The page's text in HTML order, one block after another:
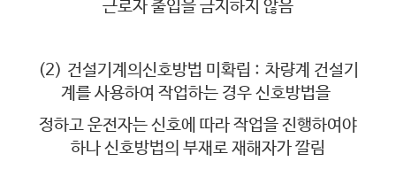
근로자 출입을 금지하지 않음
(2) 건설기계의신호방법 미확립 : 차량계 건설기
계를 사용하여 작업하는 경우 신호방법을
정하고 운전자는 신호에 따라 작업을 진행하여야
하나 신호방법의 부재로 재해자가 깔림